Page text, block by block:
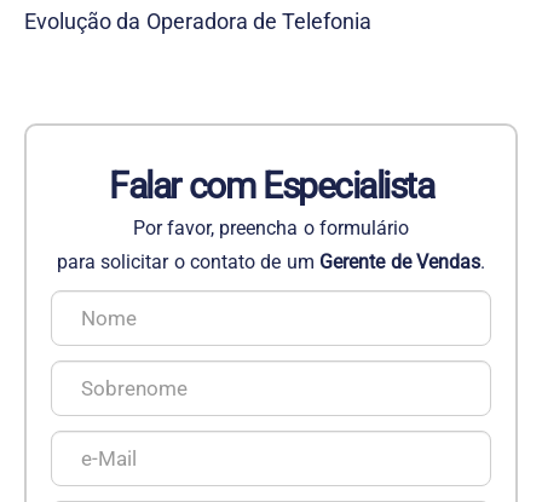
Evolução da Operadora de Telefonia
Falar com Especialista
Por favor, preencha o formulário
para solicitar o contato de um Gerente de Vendas.